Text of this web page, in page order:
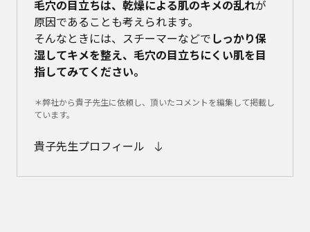
毛穴の目立ちは、乾燥による肌のキメの乱れが
原因であることも考えられます。
そんなときには、スチーマーなどでしっかり保
湿してキメを整え、毛穴の目立ちにくい肌を目
指してみてください。
＊弊社から貴子先生に依頼し、頂いたコメントを編集して掲載し
ています。
貴子先生プロフィール